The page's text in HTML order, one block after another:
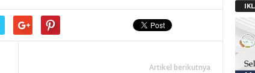
Artikel berikutnya